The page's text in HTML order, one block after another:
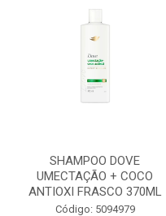
SHAMPOO DOVE
UMECTAÇÃO + COCO
ANTIOXI FRASCO 370ML
Código: 5094979